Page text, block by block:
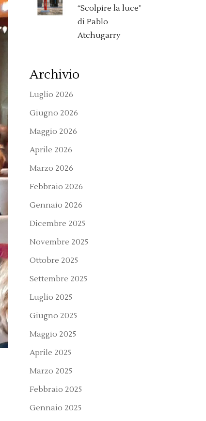
“Scolpire la luce”
di Pablo
Atchugarry
Archivio
Luglio 2026
Giugno 2026
Maggio 2026
Aprile 2026
Marzo 2026
Febbraio 2026
Gennaio 2026
Dicembre 2025
Novembre 2025
Ottobre 2025
Settembre 2025
Luglio 2025
Giugno 2025
Maggio 2025
Aprile 2025
Marzo 2025
Febbraio 2025
Gennaio 2025